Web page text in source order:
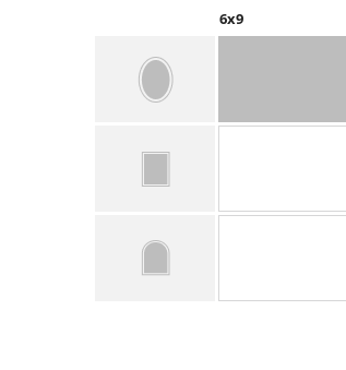
6х9